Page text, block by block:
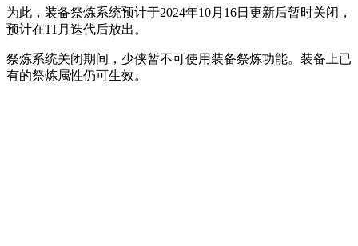
为此，装备祭炼系统预计于2024年10月16日更新后暂时关闭，
预计在11月迭代后放出。
祭炼系统关闭期间，少侠暂不可使用装备祭炼功能。装备上已
有的祭炼属性仍可生效。